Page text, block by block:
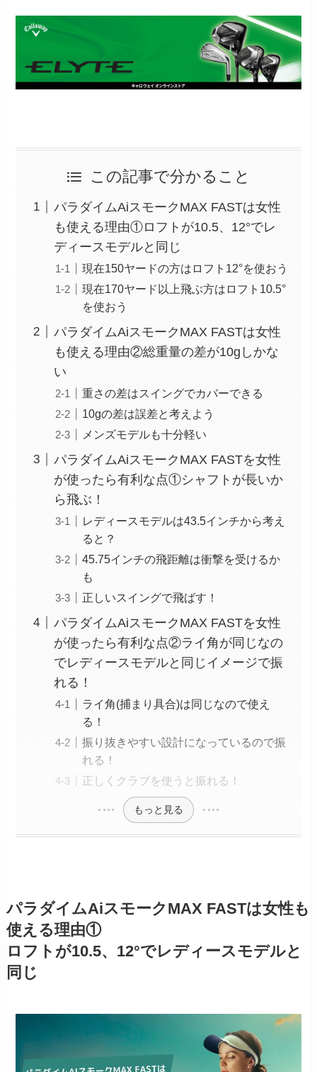
この記事で分かること
パラダイムAiスモークMAX FASTは女性
も使える理由①ロフトが10.5、12°でレ
ディースモデルと同じ
現在150ヤードの方はロフト12°を使おう
現在170ヤード以上飛ぶ方はロフト10.5°
を使おう
パラダイムAiスモークMAX FASTは女性
も使える理由②総重量の差が10gしかな
い
重さの差はスイングでカバーできる
10gの差は誤差と考えよう
メンズモデルも十分軽い
パラダイムAiスモークMAX FASTを女性
が使ったら有利な点①シャフトが長いか
ら飛ぶ！
レディースモデルは43.5インチから考え
ると？
45.75インチの飛距離は衝撃を受けるか
も
正しいスイングで飛ばす！
パラダイムAiスモークMAX FASTを女性
が使ったら有利な点②ライ角が同じなの
でレディースモデルと同じイメージで振
れる！
ライ角(捕まり具合)は同じなので使え
る！
振り抜きやすい設計になっているので振
れる！
正しくクラブを使うと振れる！
もっと見る
パラダイムAiスモークMAX FASTは女性も
使える理由①
ロフトが10.5、12°でレディースモデルと
同じ